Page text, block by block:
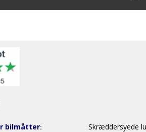
bilmåtter:
Skræddersyede